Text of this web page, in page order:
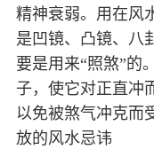
精神衰弱。用在风
是凹镜、凸镜、八
要是用来“照煞”的
子，使它对正直冲
以免被煞气冲克而
放的风水忌讳